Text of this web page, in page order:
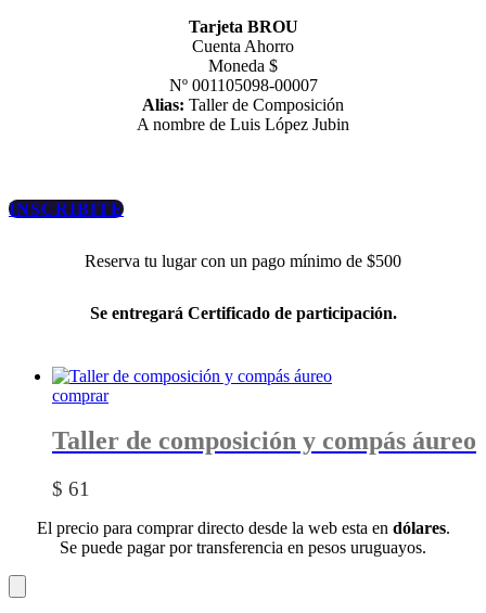
Tarjeta BROU
Cuenta Ahorro
Moneda $
Nº 001105098-00007
Alias: Taller de Composición
A nombre de Luis López Jubin
INSCRIBITE
Reserva tu lugar con un pago mínimo de $500
Se entregará Certificado de participación.
comprar
Taller de composición y compás áureo
$ 61
El precio para comprar directo desde la web esta en dólares.
Se puede pagar por transferencia en pesos uruguayos.